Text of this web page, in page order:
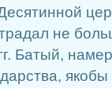
не
Батый,